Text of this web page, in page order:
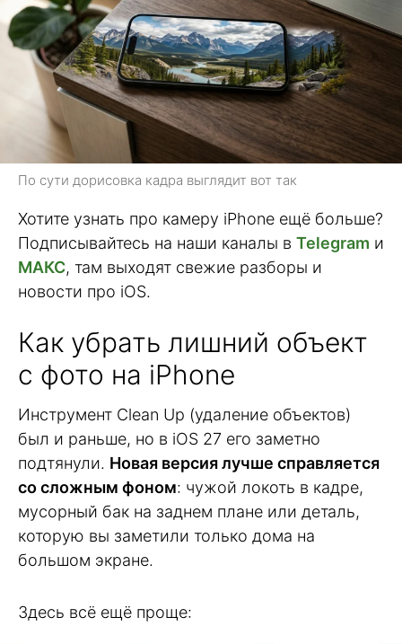
По сути дорисовка кадра выглядит вот так
Хотите узнать про камеру iPhone ещё больше?
Подписывайтесь на наши каналы в Telegram и
МАКС, там выходят свежие разборы и
новости про iOS.
Как убрать лишний объект
с фото на iPhone
Инструмент Clean Up (удаление объектов)
был и раньше, но в iOS 27 его заметно
подтянули. Новая версия лучше справляется
со сложным фоном: чужой локоть в кадре,
мусорный бак на заднем плане или деталь,
которую вы заметили только дома на
большом экране.
Здесь всё ещё проще: